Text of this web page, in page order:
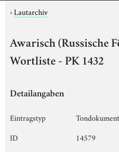
›Lautarchiv
Awarisch (Russische
Wortliste - PK 1432
Detailangaben
Eintragstyp
ID
14579